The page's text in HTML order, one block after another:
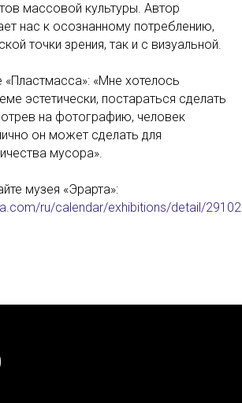
массовой культуры. Автор
нас к осознанному потреблению,
точки зрения, так и с визуальной.
«Пластмасса»: «Мне хотелось
эстетически, постараться сделать
на фотографию, человек
он может сделать для
мусора».
музея «Эрарта»:
ru/calendar/exhibitions/detail/